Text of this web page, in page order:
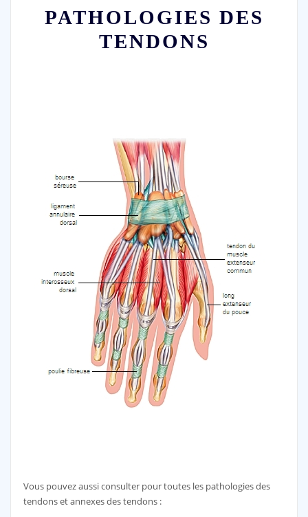
PATHOLOGIES DES
TENDONS
Vous pouvez aussi consulter pour toutes les pathologies des
tendons et annexes des tendons :